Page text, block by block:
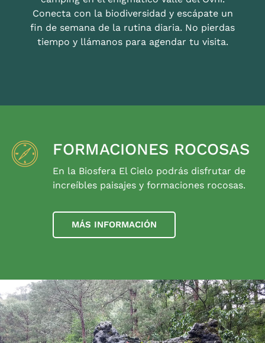
Conecta con la biodiversidad y escápate un
fin de semana de la rutina diaria. No pierdas
tiempo y llámanos para agendar tu visita.
FORMACIONES ROCOSAS
En la Biosfera El Cielo podrás disfrutar de
increíbles paisajes y formaciones rocosas.
MÁS INFORMACIÓN